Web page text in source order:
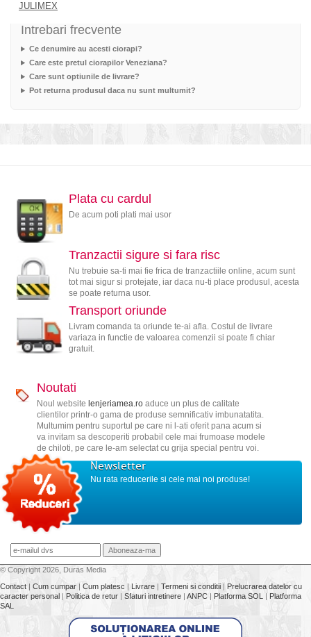
JULIMEX
Intrebari frecvente
Ce denumire au acesti ciorapi?
Care este pretul ciorapilor Veneziana?
Care sunt optiunile de livrare?
Pot returna produsul daca nu sunt multumit?
Plata cu cardul
De acum poti plati mai usor
Tranzactii sigure si fara risc
Nu trebuie sa-ti mai fie frica de tranzactiile online, acum sunt
tot mai sigur si protejate, iar daca nu-ti place produsul, acesta
se poate returna usor.
Transport oriunde
Livram comanda ta oriunde te-ai afla. Costul de livrare
variaza in functie de valoarea comenzii si poate fi chiar
gratuit.
Noutati
Noul website lenjeriamea.roaduce un plus de calitate
clientilor printr-o gama de produse semnificativ imbunatatita.
Multumim pentru suportul pe care ni l-ati oferit pana acum si
va invitam sa descoperiti probabil cele mai frumoase modele
de chiloti, pe care le-am selectat cu grija special pentru voi.
Newsletter
Nu rata reducerile si cele mai noi produse!
© Copyright 2026, Duras Media
Contact | Cum cumpar | Cum platesc | Livrare | Termeni si conditii | Prelucrarea datelor cu
caracter personal | Politica de retur | Sfaturi intretinere | ANPC | Platforma SOL | Platforma
SAL